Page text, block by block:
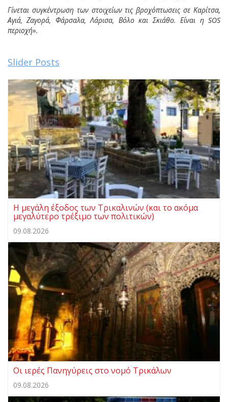
Γίνεται συγκέντρωση των στοιχείων τις βροχόπτωσεις σε Καρίτσα,
Αγιά, Ζαγορά, Φάρσαλα, Λάρισα, Βόλο και Σκιάθο. Είναι η SOS
περιοχή».
Slider Posts
Η μεγάλη έξοδος των Τρικαλινών (και το ακόμα
μεγαλύτερο τρέξιμο των πολιτικών)
09.08.2026
Οι ιερές Πανηγύρεις στο νομό Τρικάλων
09.08.2026